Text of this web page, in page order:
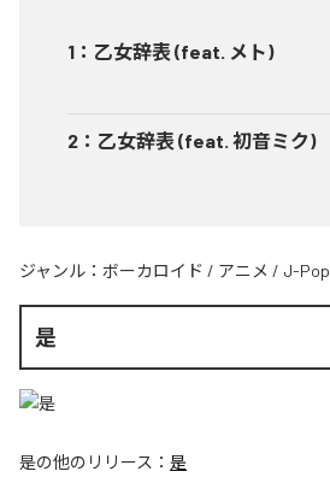
1 ： 乙女辞表 (feat. メト)
2 ： 乙女辞表 (feat. 初音ミク)
ジャンル： ボーカロイド / アニメ / J-Pop
是
是の他のリリース： 是